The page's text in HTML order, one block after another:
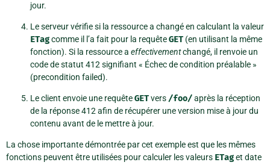
jour.
Le serveur vérifie si la ressource a changé en calculant la valeur
ETagcomme il l’a fait pour la requêteGET (en utilisant la même
fonction). Si la ressource a effectivementchangé, il renvoie un
code de statut 412 signifiant « Échec de condition préalable »
(precondition failed).
Le client envoie une requêteGETvers /foo/après la réception
de la réponse 412 afin de récupérer une version mise à jour du
contenu avant de le mettre à jour.
La chose importante démontrée par cet exemple est que les mêmes
fonctions peuvent être utilisées pour calculer les valeurs ETaget date